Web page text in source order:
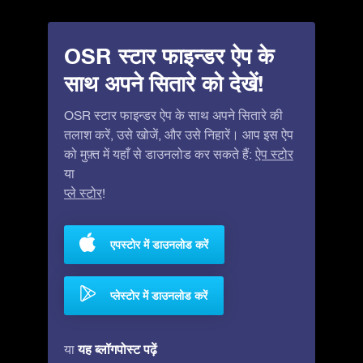
OSR स्टार फाइन्डर ऐप के
साथ अपने सितारे को देखें!
OSR स्टार फाइन्डर ऐप के साथ अपने सितारे की
तलाश करें, उसे खोजें, और उसे निहारें। आप इस ऐप
को मुफ़्त में यहाँ से डाउनलोड कर सकते हैं: ऐप स्टोर
या
प्ले स्टोर!
एपस्टोर में डाउनलोड करें
प्लेस्टोर में डाउनलोड करें
यायह ब्लॉगपोस्ट पढ़ें